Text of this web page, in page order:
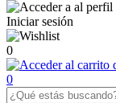
Iniciar sesión
0
0